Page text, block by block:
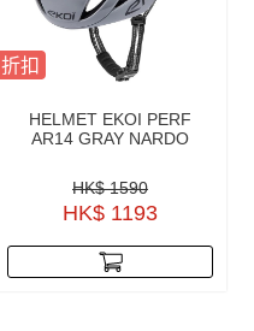
折扣
HELMET EKOI PERF
AR14 GRAY NARDO
HK$ 1590
HK$ 1193